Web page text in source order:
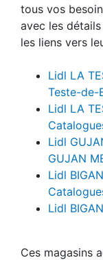
tous vos
avec les
les liens vers
Lidl LA
Teste-de-
Lidl LA
Lidl
GUJAN
Lidl
Lidl
Ces magasins